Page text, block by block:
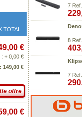
TOTAL
€
: + 0,00 €
149,00 €
offre
€
7 Ref.
8 Ref.
7 Ref.